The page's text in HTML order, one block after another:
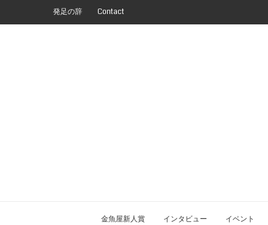
発足の辞 Contact
金魚屋新人賞 インタビュー イベント